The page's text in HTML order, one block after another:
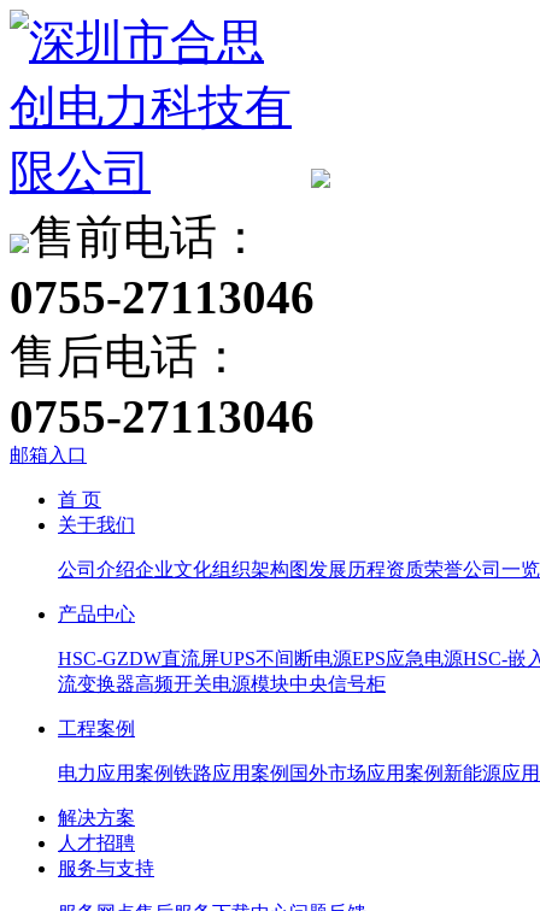
售前电话：
0755-27113046
售后电话：
0755-27113046
邮箱入口
首 页
关于我们
公司介绍企业文化组织架构图发展历程资质荣誉公司一览
产品中心
HSC-GZDW直流屏UPS不间断电源EPS应急电源HSC-嵌
流变换器高频开关电源模块中央信号柜
工程案例
电力应用案例铁路应用案例 国外市场应用案例 新能源应
解决方案
人才招聘
服务与支持